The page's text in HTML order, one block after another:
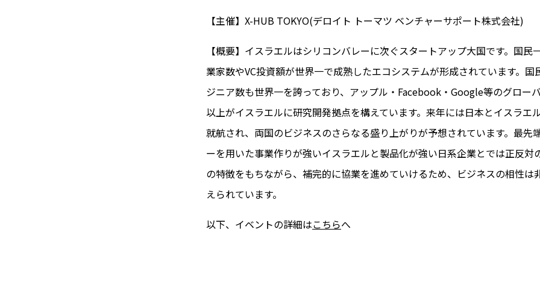
【主催】X-HUB TOKYO(デロイト トーマツ ベンチャーサポート株式会社)
【概要】イスラエルはシリコンバレーに次ぐスタートアップ大国です。国民
業家数やVC投資額が世界一で成熟したエコシステムが形成されています。国
ジニア数も世界一を誇っており、アップル・Facebook・Google等のグロー
以上がイスラエルに研究開発拠点を構えています。来年には日本とイスラエ
就航され、両国のビジネスのさらなる盛り上がりが予想されています。最先
ーを用いた事業作りが強いイスラエルと製品化が強い日系企業とでは正反対
の特徴をもちながら、補完的に協業を進めていけるため、ビジネスの相性は
えられています。
以下、イベントの詳細はこちらへ